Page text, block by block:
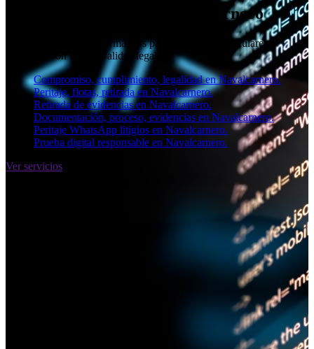
Perito informático en Navalcarnero
Informes periciales informáticos para empresas, particulares y
abogados con toda la validez legal.
Compromiso, cumplimiento, legalidad en Navalcarnero.
Peritaje, flotas, retirada en Navalcarnero.
Retirada de evidencias en Navalcarnero.
Documentación, proceso, evidencias en Navalcarnero.
Peritaje WhatsApp litigios en Navalcarnero.
Prueba digital responsable en Navalcarnero.
Ver servicios